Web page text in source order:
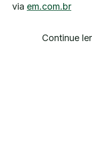
via em.com.br
Continue